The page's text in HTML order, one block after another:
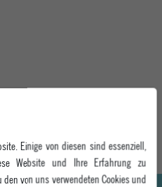
»
Einige von diesen sind essenziell,
Website und Ihre Erfahrung zu
von uns verwendeten Cookies und